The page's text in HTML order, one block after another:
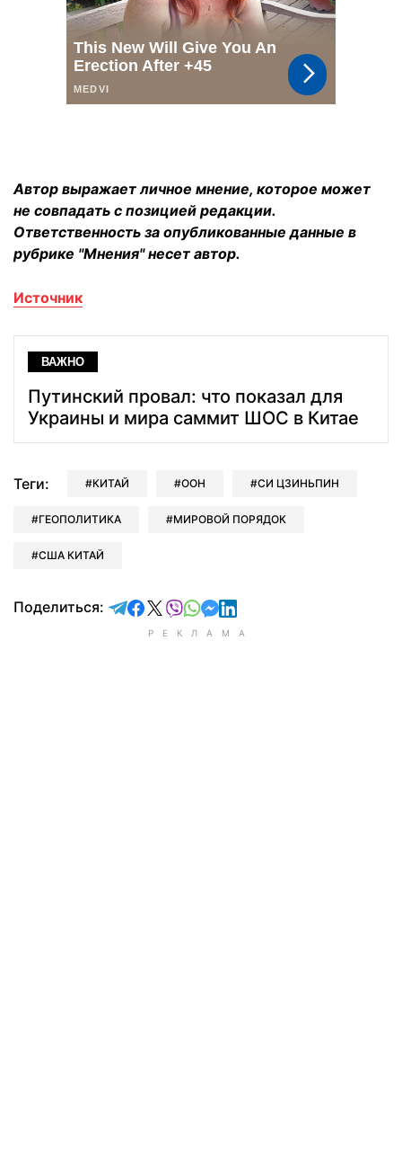
Автор выражает личное мнение, которое может
не совпадать с позицией редакции.
Ответственность за опубликованные данные в
рубрике "Мнения" несет автор.
Источник
ВАЖНО
Путинский провал: что показал для
Украины и мира саммит ШОС в Китае
Теги: КИТАЙ ООН СИ ЦЗИНЬПИН
ГЕОПОЛИТИКА МИРОВОЙ ПОРЯДОК
США КИТАЙ
Поделиться: отправить в Telegram
поделиться в Facebook
поделиться в X
отправить в Viber
отправить в Whatsapp
отправить в Messenger
отправить в LinkedIn